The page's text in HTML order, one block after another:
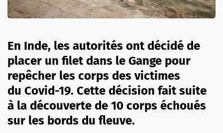
En Inde, les autorités ont décidé de
placer un filet dans le Gange pour
repêcher les corps des victimes
du Covid-19. Cette décision fait suite
à la découverte de 10 corps échoués
sur les bords du fleuve.